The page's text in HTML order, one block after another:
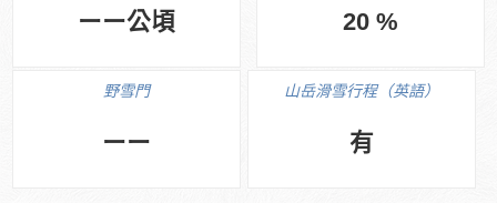
ーー公頃 20 %
野雪門
ーー
山岳滑雪行程（英語）
有